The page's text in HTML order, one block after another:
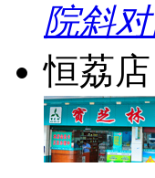
院斜对
恒荔店